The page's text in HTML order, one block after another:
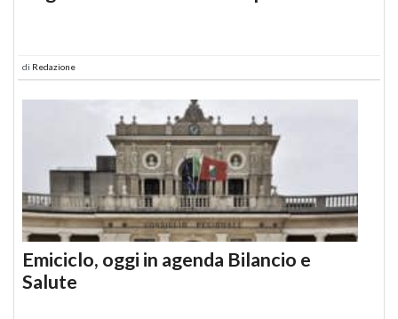
di Redazione
Emiciclo, oggi in agenda Bilancio e
Salute